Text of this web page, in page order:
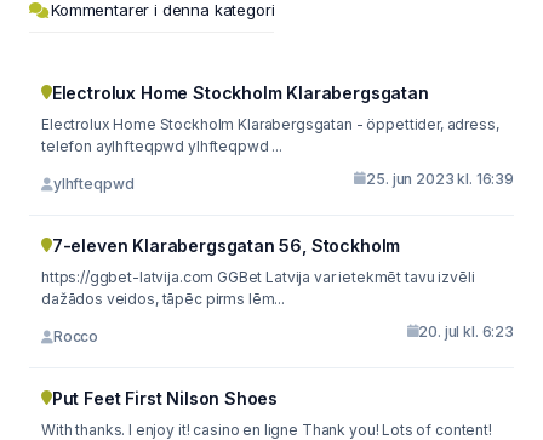
Kommentarer i denna kategori
Electrolux Home Stockholm Klarabergsgatan
Electrolux Home Stockholm Klarabergsgatan - öppettider, adress,
telefon aylhfteqpwd ylhfteqpwd ...
ylhfteqpwd 25. jun 2023 kl. 16:39
7-eleven Klarabergsgatan 56, Stockholm
https://ggbet-latvija.com GGBet Latvija var ietekmēt tavu izvēli
dažādos veidos, tāpēc pirms lēm...
Rocco 20. jul kl. 6:23
Put Feet First Nilson Shoes
With thanks. I enjoy it! casino en ligne Thank you! Lots of content!